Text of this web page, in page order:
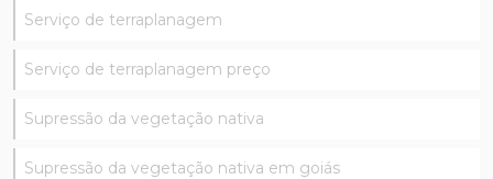
Serviço de terraplanagem
Serviço de terraplanagem preço
Supressão da vegetação nativa
Supressão da vegetação nativa em goiás